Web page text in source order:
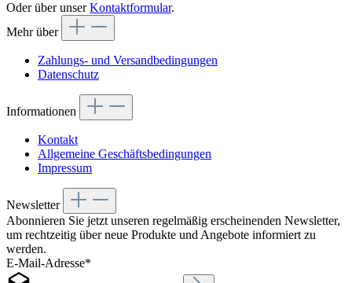
Oder über unserKontaktformular.
Mehr über
Zahlungs- und Versandbedingungen
Datenschutz
Informationen
Kontakt
Allgemeine Geschäftsbedingungen
Impressum
Newsletter
Abonnieren Sie jetzt unseren regelmäßig erscheinenden Newsletter,
um rechtzeitig über neue Produkte und Angebote informiert zu
werden.
E-Mail-Adresse*